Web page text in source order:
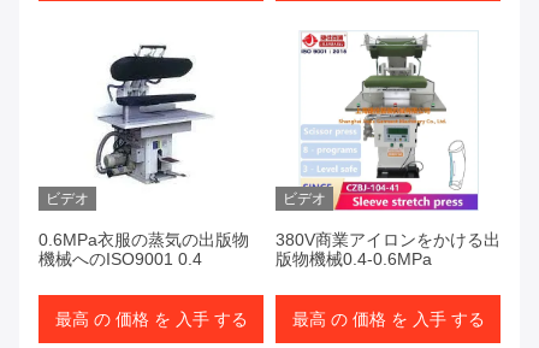
ビデオ
0.6MPa衣服の蒸気の出版物
機械へのISO9001 0.4
最高 の 価格 を 入手 する
ビデオ
380V商業アイロンをかける出
版物機械0.4-0.6MPa
最高 の 価格 を 入手 する